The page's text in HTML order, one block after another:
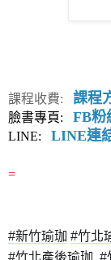
課程收費: 課程
臉書專頁: FB粉
LINE: LINE連
=
#新竹瑜珈 #竹北
#竹北產後瑜珈 #